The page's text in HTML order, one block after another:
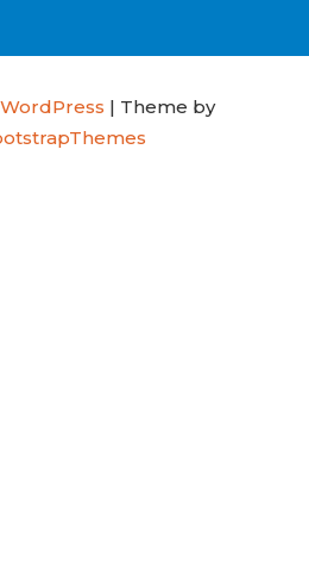
WordPress | Theme by